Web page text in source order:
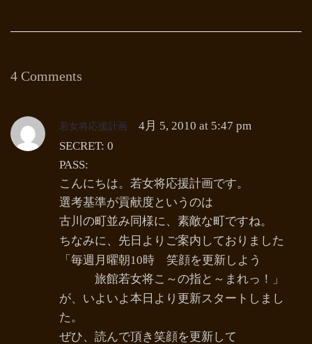
4 Comments
若女将応援計画
4月 5, 2010 at 5:47 pm
SECRET: 0
PASS:
こんにちは。若女将応援計画です。
選考基準が貢献度というのは
古川の町並み同様に、素敵な町ですね。
ちなみに、先日よりご案内しておりました
「毎週月曜朝10時 笑顔を更新しよう
旅館若女将こ～の指と～まれっ！」
が、いよいよ本日より更新スタートしまし
た。
ぜひ、読んで頂き笑顔を更新して